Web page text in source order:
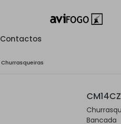
Contactos
Churrasqueiras
Bancada